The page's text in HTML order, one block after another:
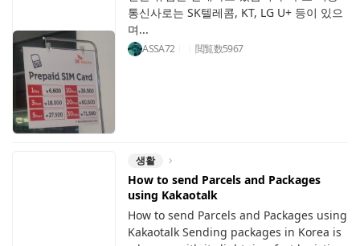
통신사로는 SK텔레콤, KT, LG U+ 등이 있으
며...
ASSA72 閲覧数5967
생활
How to send Parcels and Packages
using Kakaotalk
How to send Parcels and Packages using
Kakaotalk Sending packages in Korea is